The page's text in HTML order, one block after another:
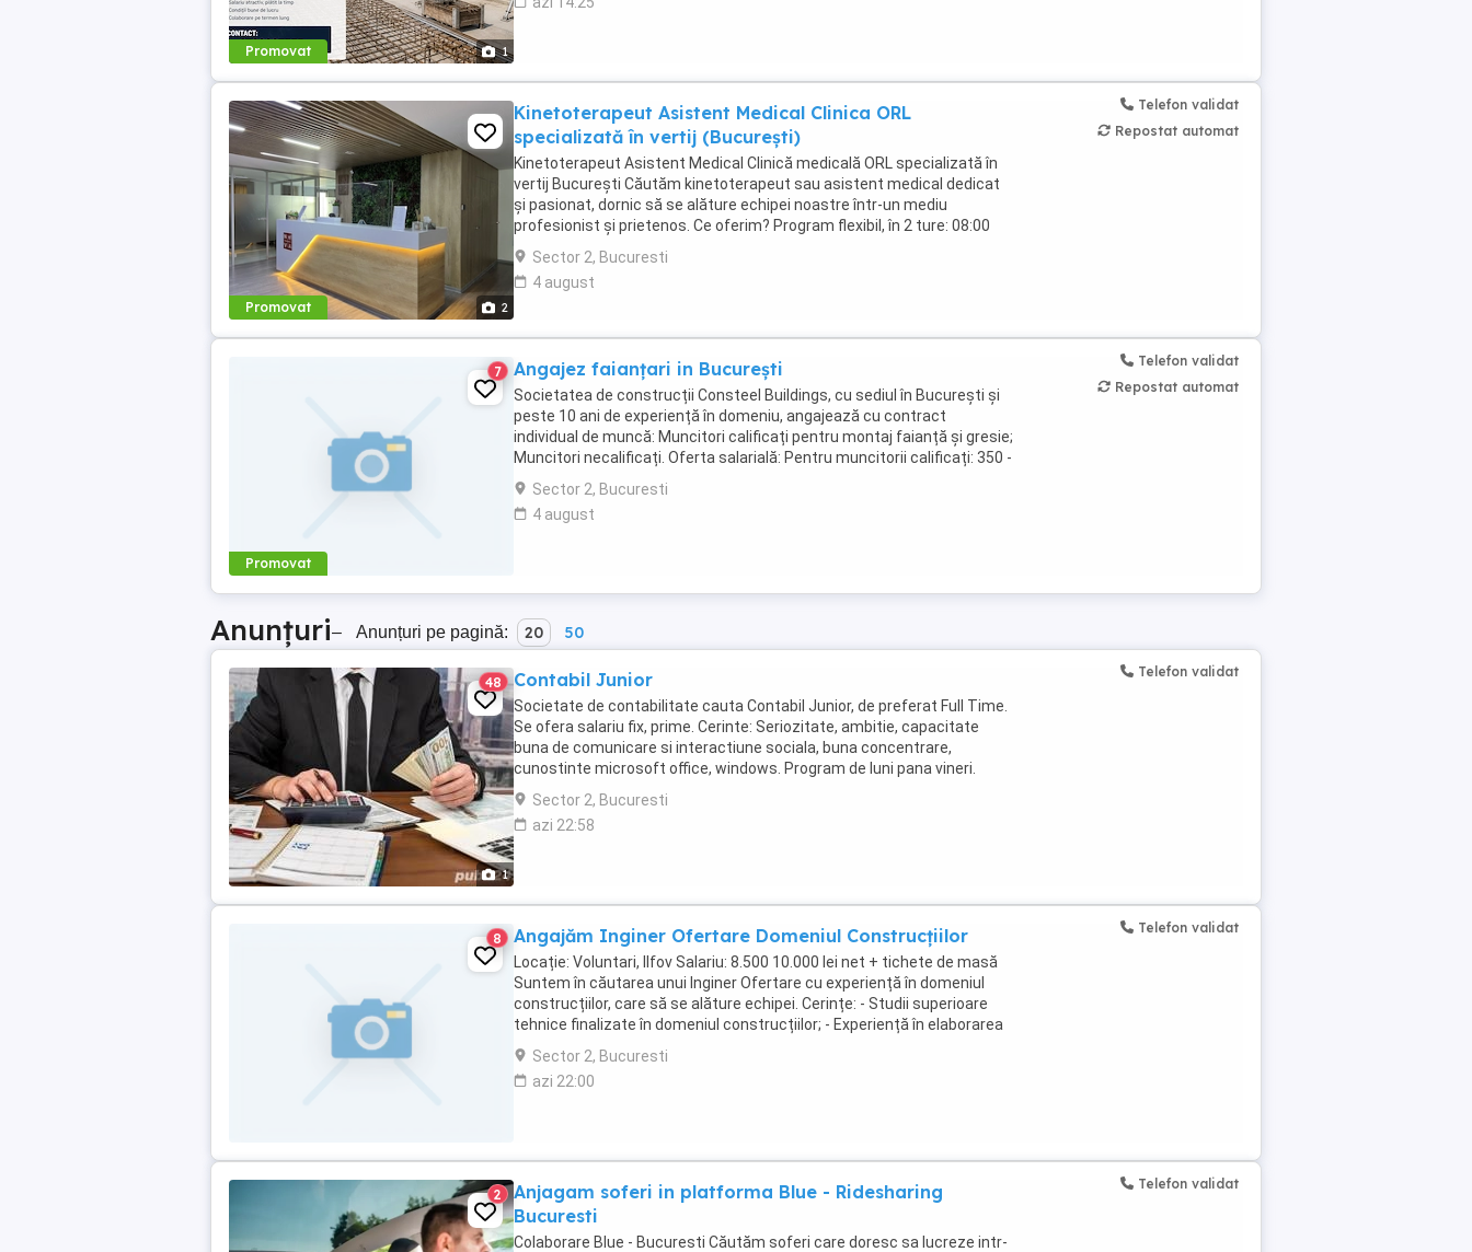
Promovat 1
Promovat 2
Kinetoterapeut Asistent Medical Clinica ORL
specializată în vertij (București)
Kinetoterapeut Asistent Medical Clinică medicală ORL specializată în
vertij București Căutăm kinetoterapeut sau asistent medical dedicat
și pasionat, dornic să se alăture echipei noastre într-un mediu
profesionist și prietenos. Ce oferim? Program flexibil, în 2 ture: 08:00
16:00 sau 13:00 ...
Sector 2, Bucuresti
4 august
Telefon validat
Repostat automat
Promovat
7 Angajez faianțari in București
Societatea de construcții Consteel Buildings, cu sediul în București și
peste 10 ani de experiență în domeniu, angajează cu contract
individual de muncă: Muncitori calificați pentru montaj faianță și gresie;
Muncitori necalificați. Oferta salarială: Pentru muncitorii calificați: 350 -
400 lei pe ...
Sector 2, Bucuresti
4 august
Telefon validat
Repostat automat
Anunțuri– Anunțuri pe pagină: 20 50
1
48 Contabil Junior
Societate de contabilitate cauta Contabil Junior, de preferat Full Time.
Se ofera salariu fix, prime. Cerinte: Seriozitate, ambitie, capacitate
buna de comunicare si interactiune sociala, buna concentrare,
cunostinte microsoft office, windows. Program de luni pana vineri.
Locatia: Bucuresti, Sector ...
Sector 2, Bucuresti
azi 22:58
Telefon validat
8 Angajăm Inginer Ofertare Domeniul Construcțiilor
Locație: Voluntari, Ilfov Salariu: 8.500 10.000 lei net + tichete de masă
Suntem în căutarea unui Inginer Ofertare cu experiență în domeniul
construcțiilor, care să se alăture echipei. Cerințe: - Studii superioare
tehnice finalizate în domeniul construcțiilor; - Experiență în elaborarea
ofertelor ...
Sector 2, Bucuresti
azi 22:00
Telefon validat
2
Anjagam soferi in platforma Blue - Ridesharing
Bucuresti
Colaborare Blue - Bucuresti Căutăm soferi care doresc sa lucreze intr-
Telefon validat